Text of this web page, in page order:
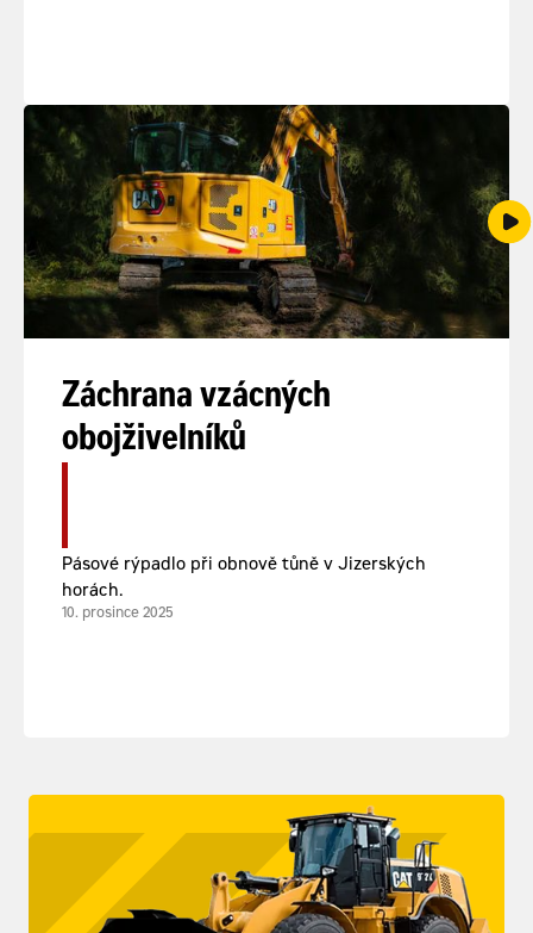
Záchrana vzácných
obojživelníků
Pásové rýpadlo při obnově tůně v Jizerských
horách.
10. prosince 2025